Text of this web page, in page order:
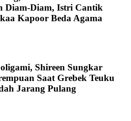
Diam-Diam, Istri Cantik
Kapoor Beda Agama
Shireen Sungkar
Saat Grebek Teuku
Jarang Pulang